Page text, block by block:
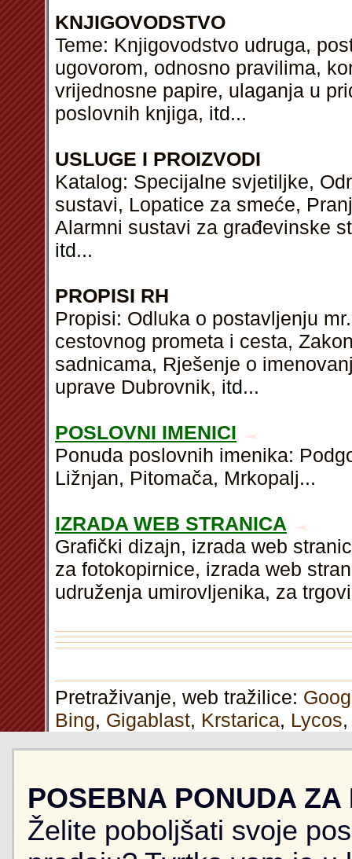
KNJIGOVODSTVO
Teme: Knjigovodstvo udruga,
ugovorom, odnosno pravilima,
vrijednosne papire, ulaganja u
poslovnih knjiga, itd...
USLUGE I PROIZVODI
Katalog: Specijalne svjetiljke,
sustavi, Lopatice za smeće,
Alarmni sustavi za građevinske
itd...
PROPISI RH
Propisi: Odluka o postavljenju
cestovnog prometa i cesta,
sadnicama, Rješenje o
uprave Dubrovnik, itd...
POSLOVNI IMENICI
Ponuda poslovnih imenika:
Ližnjan, Pitomača, Mrkopalj...
IZRADA WEB STRANICA
Grafički dizajn, izrada web
za fotokopirnice, izrada web
udruženja umirovljenika, za
Pretraživanje, web tražilice:
Bing, Gigablast, Krstarica, Lycos
POSEBNA PONUDA ZA
Želite poboljšati svoje